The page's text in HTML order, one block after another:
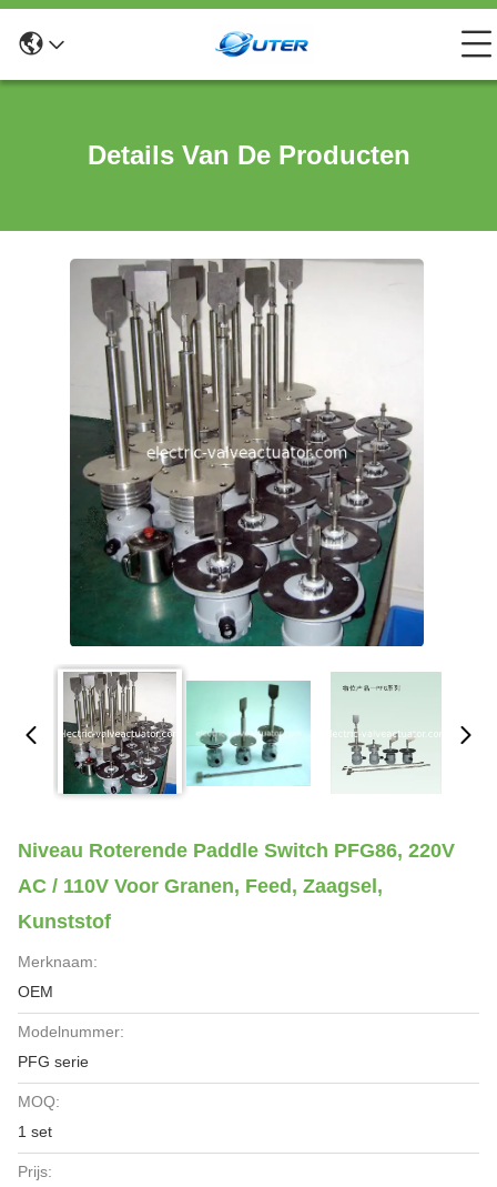
Details Van De Producten
Niveau Roterende Paddle Switch PFG86, 220V
AC / 110V Voor Granen, Feed, Zaagsel,
Kunststof
Merknaam:
OEM
Modelnummer:
PFG serie
MOQ:
1 set
Prijs: